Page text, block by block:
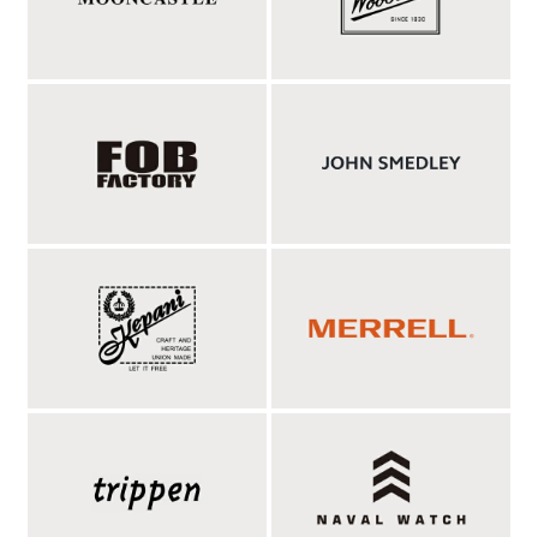
ーフレザー。
本体に使用しているのは、キメ細かくて滑らかな高級感あふれる
カーフレザー。そのカーフレザーを表側と内側の2重に使用して
いっても繊細さ。繊維の組織が密なので肌目細やかで見た目がた
いへん美しく、柔らかく、仔牛なので傷が少ないのも特徴です。
ネックレス感覚で使用しても良いし、ミニ財布として使っても良